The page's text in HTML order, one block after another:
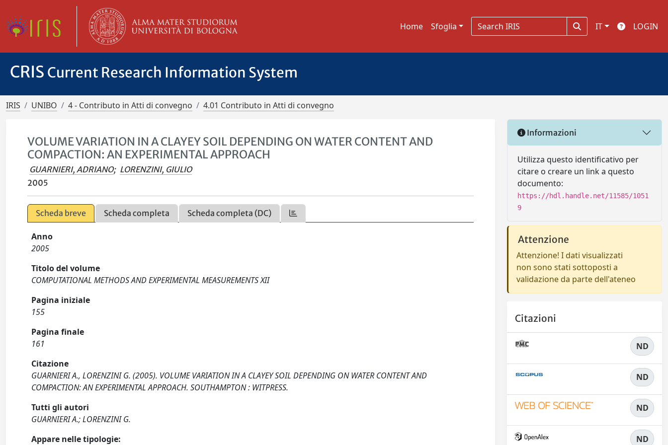
Home Sfoglia IT LOGIN
CRIS Current Research Information System
IRIS UNIBO 4 - Contributo in Atti di convegno 4.01 Contributo in Atti di convegno
VOLUME VARIATION IN A CLAYEY SOIL DEPENDING ON WATER CONTENT AND
COMPACTION: AN EXPERIMENTAL APPROACH
GUARNIERI, ADRIANO; LORENZINI, GIULIO
2005
Scheda breve Scheda completa Scheda completa (DC)
Anno
2005
Titolo del volume
COMPUTATIONAL METHODS AND EXPERIMENTAL MEASUREMENTS XII
Pagina iniziale
155
Pagina finale
161
Citazione
GUARNIERI A., LORENZINI G. (2005). VOLUME VARIATION IN A CLAYEY SOIL DEPENDING ON WATER CONTENT AND
COMPACTION: AN EXPERIMENTAL APPROACH. SOUTHAMPTON : WITPRESS.
Tutti gli autori
GUARNIERI A.; LORENZINI G.
Appare nelle tipologie:
Informazioni
Utilizza questo identificativo per
citare o creare un link a questo
documento:
https://hdl.handle.net/11585/1051
9
Attenzione
Attenzione! I dati visualizzati
non sono stati sottoposti a
validazione da parte dell'ateneo
Citazioni
ND
ND
ND
ND